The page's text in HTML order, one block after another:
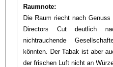
Raumnote:
Die Raum riecht nach
Directors Cut deutlich
nichtrauchende
könnten. Der Tabak ist aber
der frischen Luft nicht an